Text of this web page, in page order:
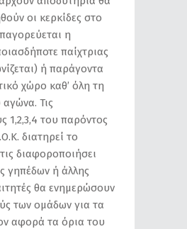
οι κερκίδες στο
η
παίχτριας
ή παράγοντα
χώρο καθ’ όλη τη
αγώνα. Τις
1,2,3,4 του παρόντος
διατηρεί το
διαφοροποιήσει
γηπέδων ή άλλης
θα ενημερώσουν
των ομάδων για τα
αφορά τα όρια του